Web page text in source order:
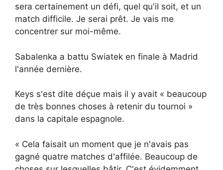
sera certainement un défi, quel qu'il soit, et un
match difficile. Je serai prêt. Je vais me
concentrer sur moi-même.
Sabalenka a battu Swiatek en finale à Madrid
l'année dernière.
Keys s'est dite déçue mais il y avait « beaucoup
de très bonnes choses à retenir du tournoi »
dans la capitale espagnole.
« Cela faisait un moment que je n'avais pas
gagné quatre matches d'affilée. Beaucoup de